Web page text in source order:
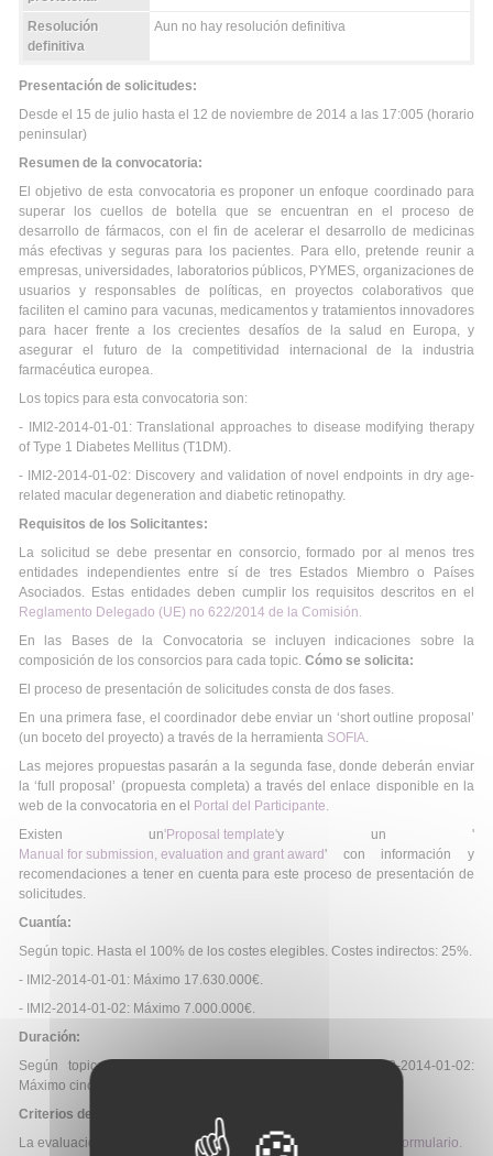
Resolución
definitiva
Aun no hay resolución definitiva
Presentación de solicitudes:
Desde el 15 de julio hasta el 12 de noviembre de 2014 a las 17:005 (horario
peninsular)
Resumen de la convocatoria:
El objetivo de esta convocatoria es proponer un enfoque coordinado para
superar los cuellos de botella que se encuentran en el proceso de
desarrollo de fármacos, con el fin de acelerar el desarrollo de medicinas
más efectivas y seguras para los pacientes. Para ello, pretende reunir a
empresas, universidades, laboratorios públicos, PYMES, organizaciones de
usuarios y responsables de políticas, en proyectos colaborativos que
faciliten el camino para vacunas, medicamentos y tratamientos innovadores
para hacer frente a los crecientes desafíos de la salud en Europa, y
asegurar el futuro de la competitividad internacional de la industria
farmacéutica europea.
Los topics para esta convocatoria son:
- IMI2-2014-01-01: Translational approaches to disease modifying therapy
of Type 1 Diabetes Mellitus (T1DM).
- IMI2-2014-01-02: Discovery and validation of novel endpoints in dry age-
related macular degeneration and diabetic retinopathy.
Requisitos de los Solicitantes:
La solicitud se debe presentar en consorcio, formado por al menos tres
entidades independientes entre sí de tres Estados Miembro o Países
Asociados. Estas entidades deben cumplir los requisitos descritos en el
Reglamento Delegado (UE) no 622/2014 de la Comisión.
En las Bases de la Convocatoria se incluyen indicaciones sobre la
composición de los consorcios para cada topic. Cómo se solicita:
El proceso de presentación de solicitudes consta de dos fases.
En una primera fase, el coordinador debe enviar un ‘short outline proposal’
(un boceto del proyecto) a través de la herramienta SOFIA.
Las mejores propuestas pasarán a la segunda fase, donde deberán enviar
la ‘full proposal’ (propuesta completa) a través del enlace disponible en la
web de la convocatoria en el
Portal del Participante.
Existen un'Proposal template'y un '
Manual for submission, evaluation and grant award' con información y
recomendaciones a tener en cuenta para este proceso de presentación de
solicitudes.
Cuantía:
Según topic. Hasta el 100% de los costes elegibles. Costes indirectos: 25%.
- IMI2-2014-01-01: Máximo 17.630.000€.
- IMI2-2014-01-02: Máximo 7.000.000€.
Duración:
Según topic. IMI2-2014-01-01: Máximo siete años ; IMI2-2014-01-02:
Máximo cinco años.
Criterios de evaluación:
La evaluación de propuestas será realizada según el
siguiente formulario.